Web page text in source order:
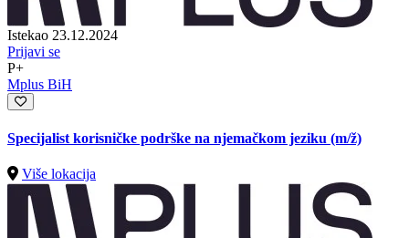
Istekao 23.12.2024
Prijavi se
P+
Mplus BiH
Specijalist korisničke podrške na njemačkom jeziku (m/ž)
Više lokacija